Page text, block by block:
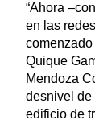
“Ahora
en las
Quique
Mendoza
desnivel de
edificio de